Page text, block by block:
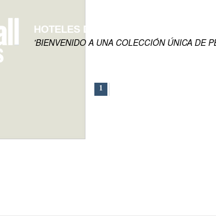
HOTELES DE ENSUEÑO DEL MUNDO
'BIENVENIDO A UNA COLECCIÓN ÚNICA DE
1